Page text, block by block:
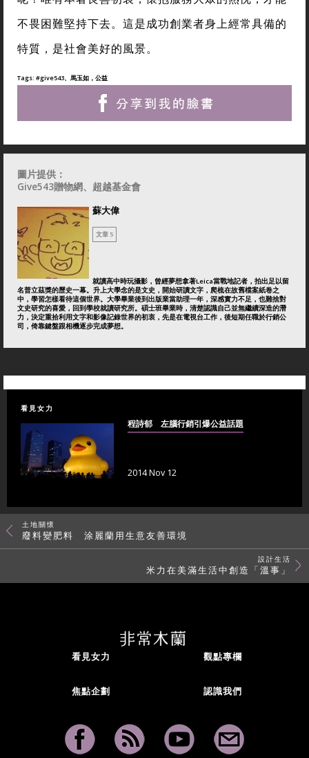
不畏困難堅持下去。這是成功創業者身上經常具備的
特質，是社會美好的風景。
Tags: #give543、馬玉如，公益
圖片提供：
Give543贈物網、超越基金會
蘇大偉
文章 5
就讀高中時玩攝影，曾經夢想拿著Leica當戰地記者，拍出足以留
名普立茲獎的歷史一幕。升上大學念的是文史，開始研讀文字，爬梳在故舊檔案紙卷之
中，學習怎樣看待這個世界。大學畢業後到出版業當助理一年，深感實力不足，也難捨對
文史研究的喜愛，回到學校就讀研究所。碩士班畢業時，清楚認識自己並無繼續深造的潛
力，決定重拾利用文字和影像記錄世界的初衷，先是在電視台工作，後短期任職於行銷公
司，倚靠鍵盤跟相機逐步完成夢想。
看見女力
程詩郁 左腦行銷引爆公益話題
2014 Nov 12
土地關懷
廢料變肥料 涂麗蘭用生意友善環境
設計生活
米力在美滿生活中創造「溫事」
看見女力 觀點專欄
焦點企劃 認識我們